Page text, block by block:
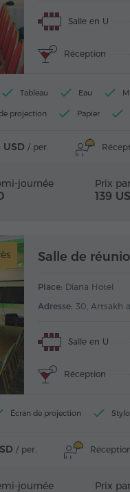
Salle en U
Réception
Tableau Eau
projection Papier
USD / per.
journée Prix
139
Salle de
Place: Diana Hotel
Adresse: 30, Artsakh
Salle en U
Réception
Écran de projection
/ per.
journée Prix